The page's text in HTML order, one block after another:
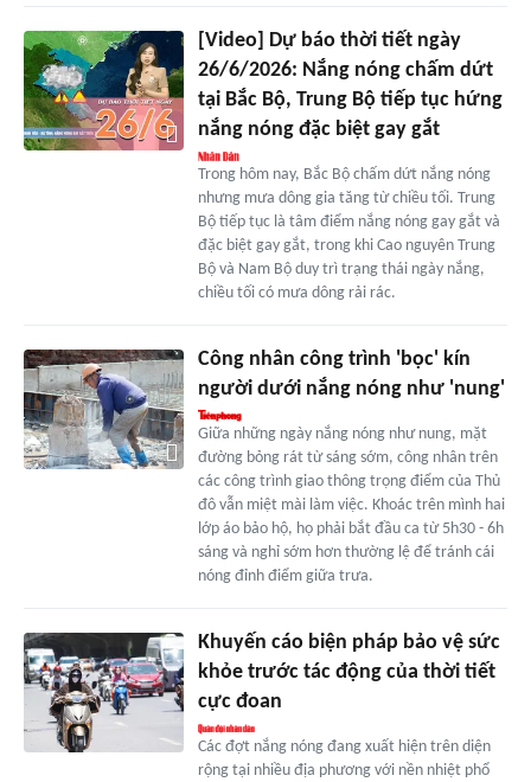
[Video] Dự báo thời tiết ngày
26/6/2026: Nắng nóng chấm dứt
tại Bắc Bộ, Trung Bộ tiếp tục hứng
nắng nóng đặc biệt gay gắt
Trong hôm nay, Bắc Bộ chấm dứt nắng nóng
nhưng mưa dông gia tăng từ chiều tối. Trung
Bộ tiếp tục là tâm điểm nắng nóng gay gắt và
đặc biệt gay gắt, trong khi Cao nguyên Trung
Bộ và Nam Bộ duy trì trạng thái ngày nắng,
chiều tối có mưa dông rải rác.
Công nhân công trình 'bọc' kín
người dưới nắng nóng như 'nung'
Giữa những ngày nắng nóng như nung, mặt
đường bỏng rát từ sáng sớm, công nhân trên
các công trình giao thông trọng điểm của Thủ
đô vẫn miệt mài làm việc. Khoác trên mình hai
lớp áo bảo hộ, họ phải bắt đầu ca từ 5h30 - 6h
sáng và nghỉ sớm hơn thường lệ để tránh cái
nóng đỉnh điểm giữa trưa.
Khuyến cáo biện pháp bảo vệ sức
khỏe trước tác động của thời tiết
cực đoan
Các đợt nắng nóng đang xuất hiện trên diện
rộng tại nhiều địa phương với nền nhiệt phổ